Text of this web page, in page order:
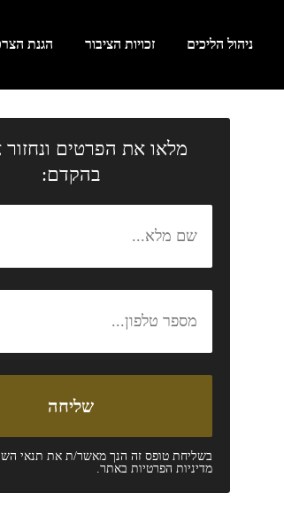
ניהול הליכים זכויות הציבור הגנת
מלאו את הפרטים ונחזור
בהקדם:
בשליחת טופס זה הנך מאשר/ת את תנאי
מדיניות הפרטיותבאתר.